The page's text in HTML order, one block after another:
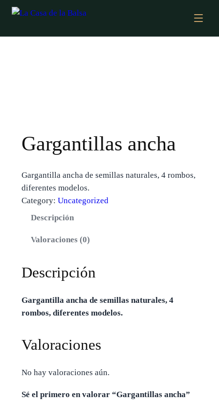
Gargantillas ancha
Gargantilla ancha de semillas naturales, 4 rombos,
diferentes modelos.
Category: Uncategorized
Descripción
Valoraciones (0)
Descripción
Gargantilla ancha de semillas naturales, 4
rombos, diferentes modelos.
Valoraciones
No hay valoraciones aún.
Sé el primero en valorar “Gargantillas ancha”